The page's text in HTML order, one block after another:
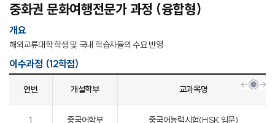
중화권 문화여행전문가 과정 (융합형)
개요
해외교류대학 학생 및 국내 학습자들의 수요 반영
이수과정 (12학점)
연번 개설학부 교과목명
1 중국어학부 중국어능력시험(HSK 입문)